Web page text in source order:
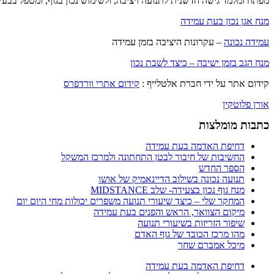
מנח אגן נכון בעת עמידה
עמידה נכונה – עקרונות היציבה בזמן עמידה
מנח הגב בזמן ישיבה – כיצד לשבת נכון
קידום אתר על ידי חברת אלטלייף : קידום אתרי וורדפרס
אורן פלוטקין
כתבות מומלצות
דחיפת האדמה בעת עמידה
החשיבות של חיבור לבטן התחתונה ולמרכז המשקל
הספר החדש
תנועה נכונה בשילוב הדיינאמיק של אושו
מנח גוף נכון בצעידה- שלב MIDSTANCE
המחקר שלי – כיצד שיעורי תנועה משפרים יכולות מחי היום יום
מיקום הצוואר, הראש והפנים בעת עמידה
שיפור הזריזות בשיעורי תנועה
מהו מרכז הכובד של גוף האדם
מיכל אמברם שחר
דחיפת האדמה בעת עמידה